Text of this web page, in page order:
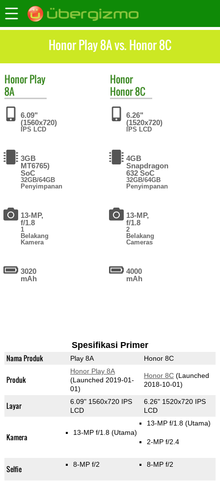
Honor Play 8A vs. Honor 8C
HonorPlay
8A
6.09"
(1560x720)
IPS LCD
3GB
MT6765)
SoC
32GB/64GB
Penyimpanan
13-MP,
f/1.8
1
Belakang
Kamera
3020
mAh
Honor
Honor 8C
6.26"
(1520x720)
IPS LCD
4GB
Snapdragon
632 SoC
32GB/64GB
Penyimpanan
13-MP,
f/1.8
2
Belakang
Cameras
4000
mAh
Spesifikasi Primer
Nama Produk Play 8A Honor 8C
Produk
Honor Play 8A
(Launched 2019-01-
01)
Honor 8C(Launched
2018-10-01)
Layar
6.09" 1560x720 IPS
LCD
6.26" 1520x720 IPS
LCD
Kamera 13-MP f/1.8 (Utama)
13-MP f/1.8 (Utama)
2-MP f/2.4
Selfie 8-MP f/2 8-MP f/2